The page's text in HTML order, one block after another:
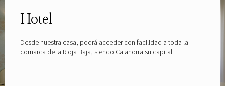
Hotel
Desde nuestra casa, podrá acceder con facilidad a toda la
comarca de la Rioja Baja, siendo Calahorra su capital.